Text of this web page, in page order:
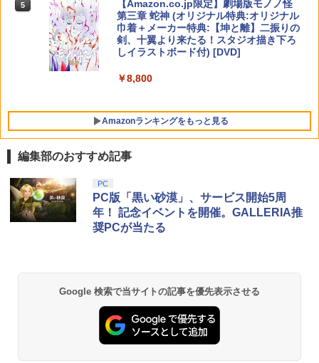
レンジャー Switch2版(【早期購入封入
特典】プレオーダーパック＋「デジモン
カードゲーム」プレイアブルカード)
￥6,943
￥3,980
5
【Amazon.co.jp限定】劇場版モノノ怪
第三章 蛇神 (オリジナル特典:オリジナル
巾着＋メーカー特典:【坤と離】二振りの
剣、十翼より来たる！スタジオ描き下ろ
しイラストボード付) [DVD]
￥8,800
Amazonランキングをもっと見る
編集部のおすすめ記事
PC
PC版「黒い砂漠」、サービス開始5周
年！ 記念イベントを開催。GALLERIA推
奨PCが当たる
Google 検索で当サイトの記事を優先表示させる